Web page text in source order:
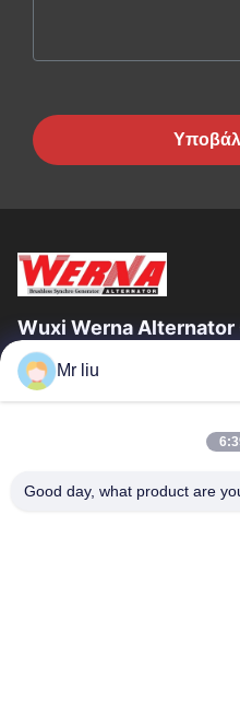
Wuxi Werna Alternator
Γρήγοροι Σύνδεσμοι
Επισκέψεις Στο Εργοστάσιο
Mr liu
Good day, what product are